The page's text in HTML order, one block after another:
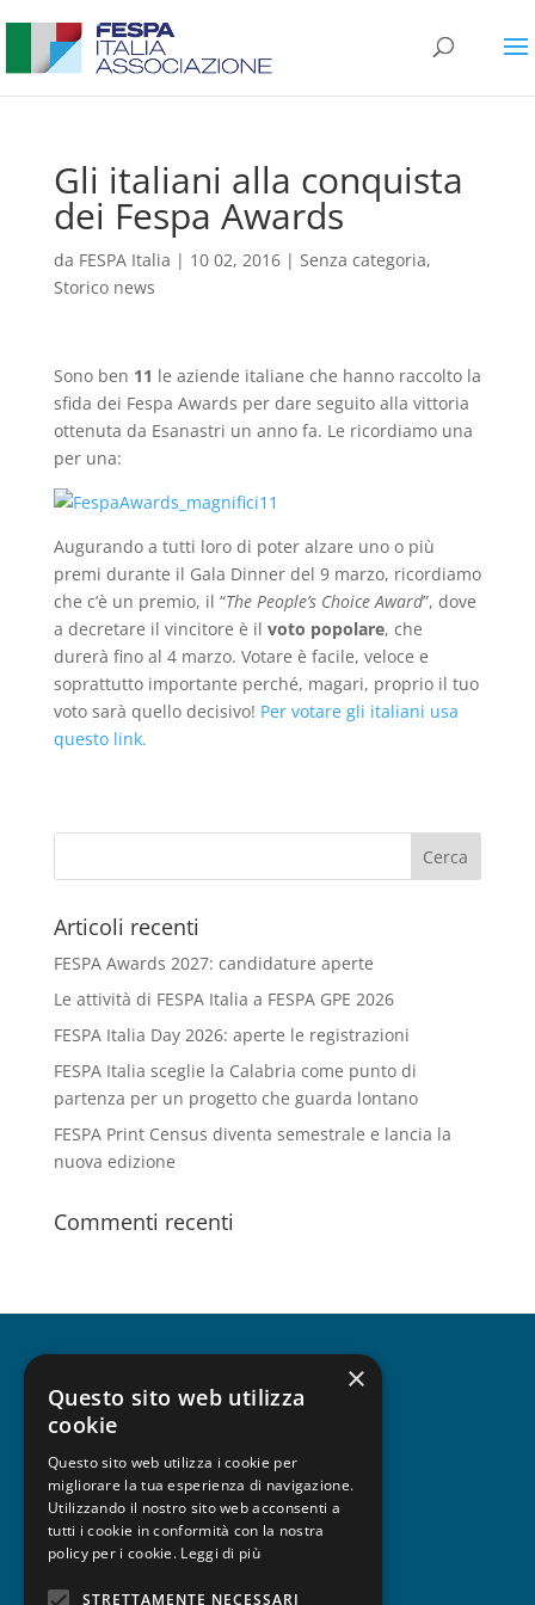
Gli italiani alla conquista
dei Fespa Awards
da FESPA Italia | 10 02, 2016| Senza categoria,
Storico news
Sono ben 11 le aziende italiane che hanno raccolto la
sfida dei Fespa Awards per dare seguito alla vittoria
ottenuta da Esanastri un anno fa. Le ricordiamo una
per una:
Augurando a tutti loro di poter alzare uno o più
premi durante il Gala Dinner del 9 marzo, ricordiamo
che c’è un premio, il “The People’s Choice Award”, dove
a decretare il vincitore è il voto popolare, che
durerà fino al 4 marzo. Votare è facile, veloce e
soprattutto importante perché, magari, proprio il tuo
voto sarà quello decisivo! Per votare gli italiani usa
questo link.
Articoli recenti
FESPA Awards 2027: candidature aperte
Le attività di FESPA Italia a FESPA GPE 2026
FESPA Italia Day 2026: aperte le registrazioni
FESPA Italia sceglie la Calabria come punto di
partenza per un progetto che guarda lontano
FESPA Print Census diventa semestrale e lancia la
nuova edizione
Commenti recenti
CHI SIAMO
UNISCITI A FESPA
×
Questo sito web utilizza
cookie
Questo sito web utilizza i cookie per
migliorare la tua esperienza di navigazione.
Utilizzando il nostro sito web acconsenti a
tutti i cookie in conformità con la nostra
policy per i cookie. Leggi di più
STRETTAMENTE NECESSARI